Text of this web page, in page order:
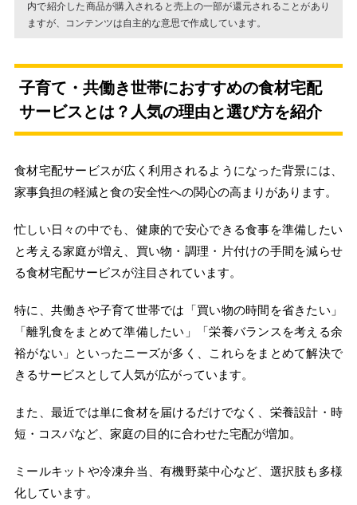
内で紹介した商品が購入されると売上の一部が還元されることがあり
ますが、コンテンツは自主的な意思で作成しています。
子育て・共働き世帯におすすめの食材宅配
サービスとは？人気の理由と選び方を紹介
食材宅配サービスが広く利用されるようになった背景には、
家事負担の軽減と食の安全性への関心の高まりがあります。
忙しい日々の中でも、健康的で安心できる食事を準備したい
と考える家庭が増え、買い物・調理・片付けの手間を減らせ
る食材宅配サービスが注目されています。
特に、共働きや子育て世帯では「買い物の時間を省きたい」
「離乳食をまとめて準備したい」「栄養バランスを考える余
裕がない」といったニーズが多く、これらをまとめて解決で
きるサービスとして人気が広がっています。
また、最近では単に食材を届けるだけでなく、栄養設計・時
短・コスパなど、家庭の目的に合わせた宅配が増加。
ミールキットや冷凍弁当、有機野菜中心など、選択肢も多様
化しています。